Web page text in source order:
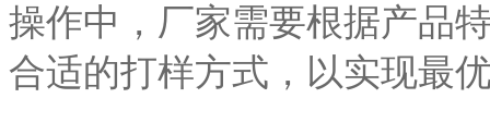
操作中，厂家需要根据产品
合适的打样方式，以实现最